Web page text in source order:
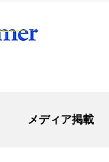
メディア掲載